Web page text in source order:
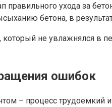
правильного ухода за
бетона, в
не увлажнялся в
ошибок
– процесс трудоемкий